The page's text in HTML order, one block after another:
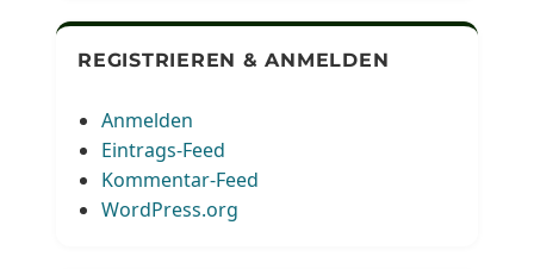
REGISTRIEREN & ANMELDEN
Anmelden
Eintrags-Feed
Kommentar-Feed
WordPress.org